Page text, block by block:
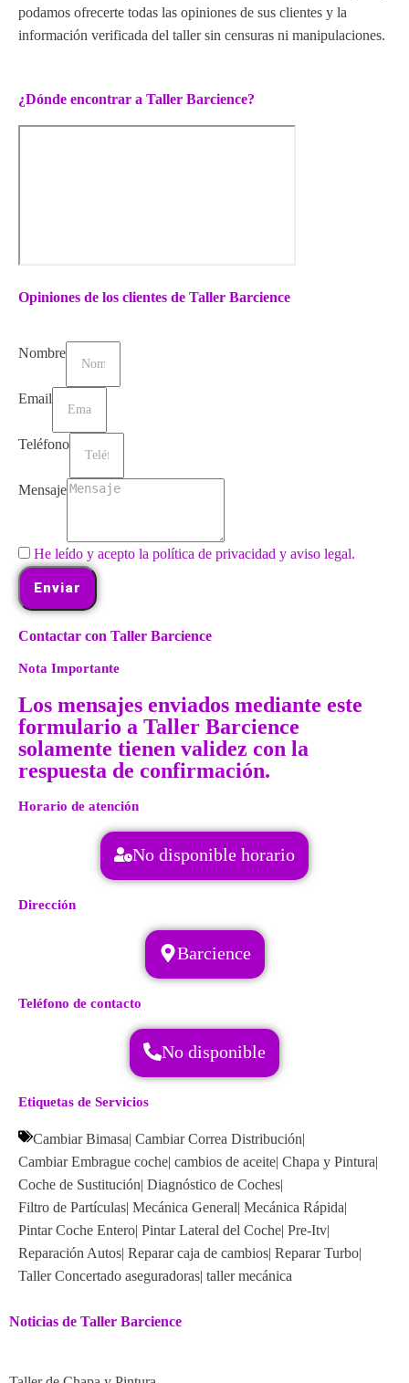
podamos ofrecerte todas las opiniones de sus clientes y la
información verificada del taller sin censuras ni manipulaciones.
¿Dónde encontrar a Taller Barcience?
Opiniones de los clientes de Taller Barcience
Nombre
Email
Teléfono
Mensaje
He leído y acepto la política de privacidad y aviso legal.
Enviar
Contactar con Taller Barcience
Nota Importante
Los mensajes enviados mediante este
formulario a Taller Barcience
solamente tienen validez con la
respuesta de confirmación.
Horario de atención
No disponible horario
Dirección
Barcience
Teléfono de contacto
No disponible
Etiquetas de Servicios
Cambiar Bimasa| Cambiar Correa Distribución|
Cambiar Embrague coche| cambios de aceite| Chapa y Pintura|
Coche de Sustitución| Diagnóstico de Coches|
Filtro de Partículas| Mecánica General| Mecánica Rápida|
Pintar Coche Entero| Pintar Lateral del Coche| Pre-Itv|
Reparación Autos| Reparar caja de cambios| Reparar Turbo|
Taller Concertado aseguradoras| taller mecánica
Noticias de Taller Barcience